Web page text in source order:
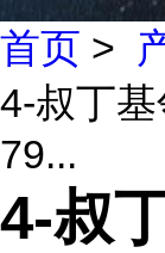
首页 >
4-叔丁
79...
4-叔